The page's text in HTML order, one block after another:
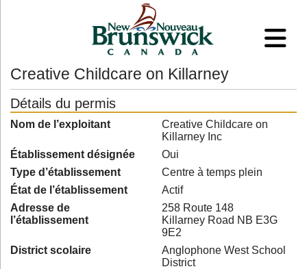
Creative Childcare on Killarney
Détails du permis
Nom de l’exploitant
Creative Childcare on
Killarney Inc
Établissement désignée
Oui
Type d’établissement
Centre à temps plein
État de l’établissement
Actif
Adresse de
l’établissement
258 Route 148
Killarney Road NB E3G
9E2
District scolaire
Anglophone West School
District